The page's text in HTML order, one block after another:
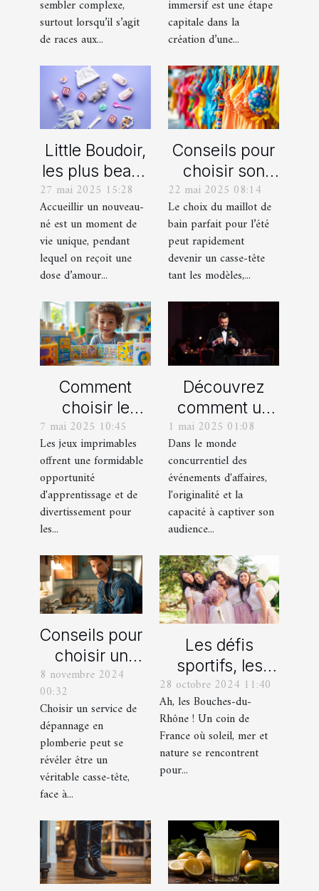
américain
miniature
sembler complexe,
surtout lorsqu’il s’agit
de races aux...
d'évasion
immersif
immersif est une étape
capitale dans la
création d’une...
Little Boudoir,
les plus beaux
cadeaux de
naissance
personnalisés
!
27 mai 2025 15:28
Accueillir un nouveau-
né est un moment de
vie unique, pendant
lequel on reçoit une
dose d’amour...
Conseils pour
choisir son
maillot de bain
idéal pour l'été
22 mai 2025 08:14
Le choix du maillot de
bain parfait pour l’été
peut rapidement
devenir un casse-tête
tant les modèles,...
Comment
choisir le
meilleur jeu
imprimable
pour votre
enfant
7 mai 2025 10:45
Les jeux imprimables
offrent une formidable
opportunité
d'apprentissage et de
divertissement pour
les...
Découvrez
comment un
spectacle de
magie
transforme les
événements
professionnels
1 mai 2025 01:08
Dans le monde
concurrentiel des
événements d'affaires,
l'originalité et la
capacité à captiver son
audience...
Conseils pour
choisir un
bon service
dépannage
en plomberie
8 novembre 2024
00:32
Choisir un service de
dépannage en
plomberie peut se
révéler être un
véritable casse-tête,
face à...
Les défis
sportifs, les
incontournables
de toute
organisation
d’EVG et EVJF
28 octobre 2024 11:40
Ah, les Bouches-du-
Rhône ! Un coin de
France où soleil, mer et
nature se rencontrent
pour...